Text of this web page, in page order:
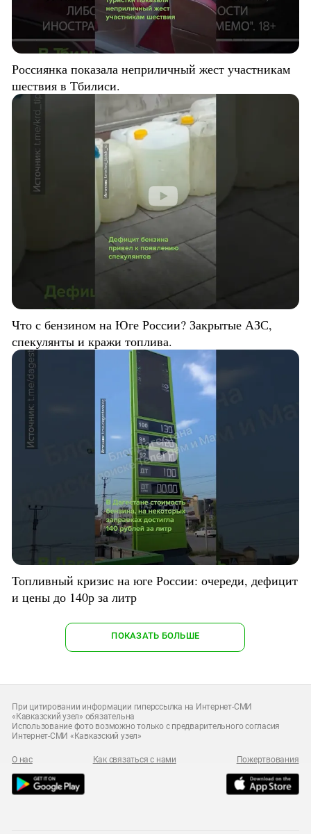
Россиянка показала неприличный жест участникам
шествия в Тбилиси.
Что с бензином на Юге России? Закрытые АЗС,
спекулянты и кражи топлива.
Топливный кризис на юге России: очереди, дефицит
и цены до 140р за литр
ПОКАЗАТЬ БОЛЬШЕ
При цитировании информации гиперссылка на Интернет-СМИ
«Кавказский узел» обязательна
Использование фото возможно только с предварительного согласия
Интернет-СМИ «Кавказский узел»
О нас Как связаться с нами Пожертвования